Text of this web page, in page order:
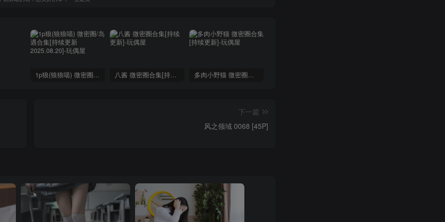
1p狼(狼狼喵) 微密圈/岛遇合集[持续更新2025.08.20] 八酱 微密圈合集[持续更新] 多肉小野猫 微密圈合集[持续更新]
下一篇
风之领域 0068 [45P]